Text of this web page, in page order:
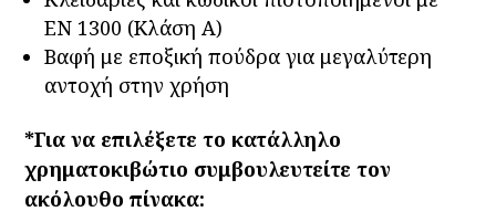
ΕΝ 1300 (Kλάση Α)
Βαφή με εποξική πούδρα για μεγαλύτερη
αντοχή στην χρήση
*Για να επιλέξετε το κατάλληλο
χρηματοκιβώτιο συμβουλευτείτε τον
ακόλουθο πίνακα: